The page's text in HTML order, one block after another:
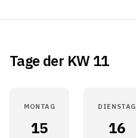
Tage der KW 11
MONTAG
15
DIENSTAG
16